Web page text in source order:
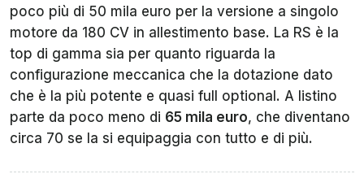
poco più di 50 mila euro per la versione a singolo
motore da 180 CV in allestimento base. La RS è la
top di gamma sia per quanto riguarda la
configurazione meccanica che la dotazione dato
che è la più potente e quasi full optional. A listino
parte da poco meno di 65 mila euro, che diventano
circa 70 se la si equipaggia con tutto e di più.